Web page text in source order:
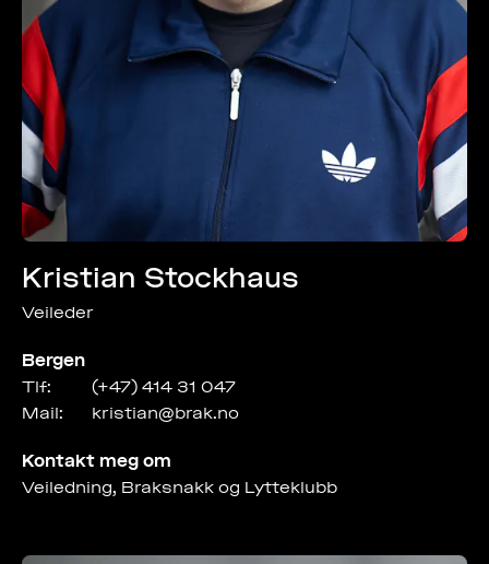
Kristian Stockhaus
Veileder
Bergen
Tlf:
(+47) 414 31 047
Mail:
kristian@brak.no
Kontakt meg om
Veiledning, Braksnakk og Lytteklubb